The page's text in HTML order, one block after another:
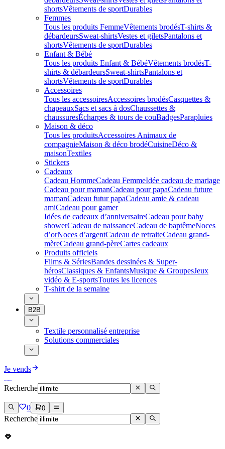
shortsVêtements de sportDurables
Femmes
Tous les produits FemmeVêtements brodésT-shirts &
débardeursSweat-shirtsVestes et giletsPantalons et
shortsVêtements de sportDurables
Enfant & Bébé
Tous les produits Enfant & BébéVêtements brodésT-
shirts & débardeursSweat-shirtsPantalons et
shortsVêtements de sportDurables
Accessoires
Tous les accessoiresAccessoires brodésCasquettes &
chapeauxSacs et sacs à dosChaussettes &
chaussuresÉcharpes & tours de couBadgesParapluies
Maison & déco
Tous les produitsAccessoires Animaux de
compagnieMaison & déco brodéCuisineDéco &
maisonTextiles
Stickers
Cadeaux
Cadeau HommeCadeau FemmeIdée cadeau de mariage​
Cadeau pour mamanCadeau pour papaCadeau future
mamanCadeau futur papaCadeau amie & cadeau
amiCadeau pour gamer
Idées de cadeaux d’anniversaireCadeau pour baby
showerCadeau de naissanceCadeau de baptêmeNoces
d’orNoces d’argentCadeau de retraiteCadeau grand-
mèreCadeau grand-pèreCartes cadeaux
Produits officiels
Films & SériesBandes dessinées & Super-
hérosClassiques & EnfantsMusique & GroupesJeux
vidéo & E-sportsToutes les licences
T-shirt de la semaine
B2B
Textile personnalisé entreprise
Solutions commerciales
Je vends
Recherche
0 0
Recherche